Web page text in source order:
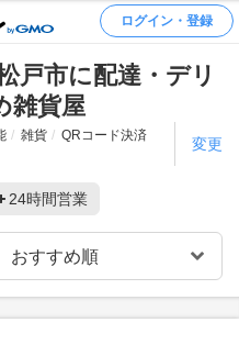
ログイン・登録
戸市に配達・デリ
雑貨屋
雑貨
QRコード決済
変更
24時間営業